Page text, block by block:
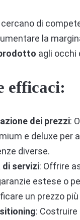
di
la
agli occhi
efficaci:
dei prezzi:
e deluxe per
diverse.
servizi: Offrire
estese o
un prezzo
: